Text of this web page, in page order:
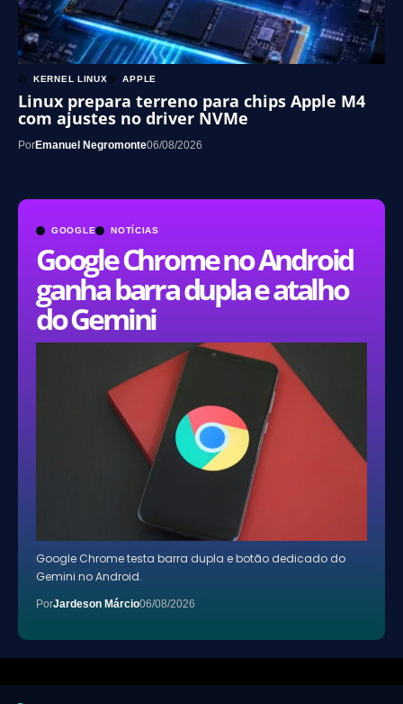
GOOGLE NOTÍCIAS
Google Chrome no Android
ganha barra dupla e atalho
do Gemini
Google Chrome testa barra dupla e botão dedicado do
Gemini no Android.
PorJardeson Márcio06/08/2026
KERNEL LINUX APPLE
Linux prepara terreno para chips Apple M4
com ajustes no driver NVMe
PorEmanuel Negromonte06/08/2026